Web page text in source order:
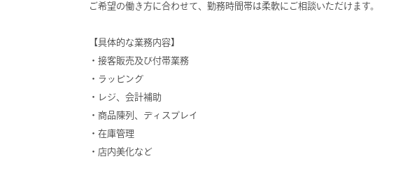
ご希望の働き方に合わせて、勤務時間帯は柔軟にご相談いただけます。
【具体的な業務内容】
・接客販売及び付帯業務
・ラッピング
・レジ、会計補助
・商品陳列、ディスプレイ
・在庫管理
・店内美化など